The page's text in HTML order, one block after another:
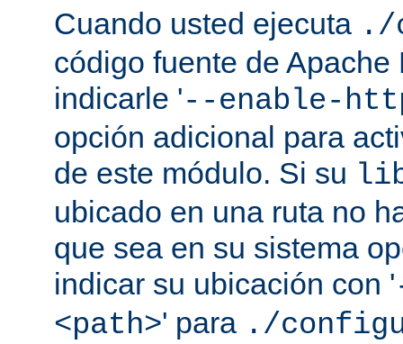
Cuando usted ejecuta ./
código fuente de
indicarle '--enable-
opción adicional para
de este módulo. Si su
ubicado en una ruta no
que sea en su sistema
indicar su ubicación con '
<path>' para ./